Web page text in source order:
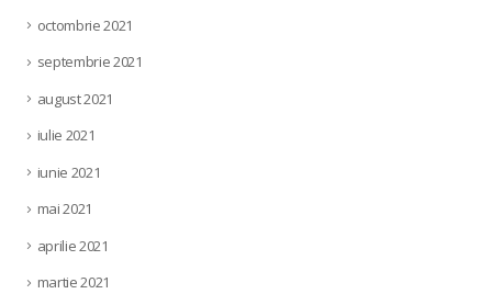
octombrie 2021
septembrie 2021
august 2021
iulie 2021
iunie 2021
mai 2021
aprilie 2021
martie 2021